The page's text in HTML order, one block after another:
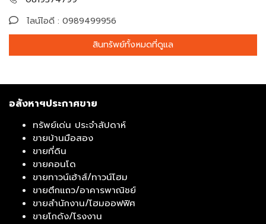
ไลน์ไอดี : 0989499956
สินทรัพย์ทั้งหมดที่ดูแล
อสังหาฯประกาศขาย
ทรัพย์เด่น ประจำสัปดาห์
ขายบ้านมือสอง
ขายที่ดิน
ขายคอนโด
ขายทาวน์เฮ้าส์/ทาวน์โฮม
ขายตึกแถว/อาคารพาณิชย์
ขายสำนักงาน/โฮมออฟฟิศ
ขายโกดัง/โรงงาน